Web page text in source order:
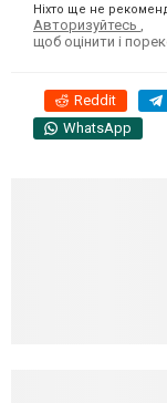
Ніхто ще не
Авторизуйтесь ,
щоб оцінити і
Reddit
WhatsApp